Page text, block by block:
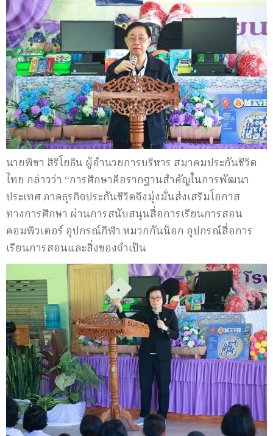
นายพิชา สิริโยธิน ผู้อำนวยการบริหาร สมาคมประกันชีวิต
ไทย กล่าวว่า “การศึกษาคือรากฐานสำคัญในการพัฒนา
ประเทศ ภาคธุรกิจประกันชีวิตจึงมุ่งมั่นส่งเสริมโอกาส
ทางการศึกษา ผ่านการสนับสนุนสื่อการเรียนการสอน
คอมพิวเตอร์ อุปกรณ์กีฬา หมวกกันน็อก อุปกรณ์สื่อการ
เรียนการสอนและสิ่งของจำเป็น